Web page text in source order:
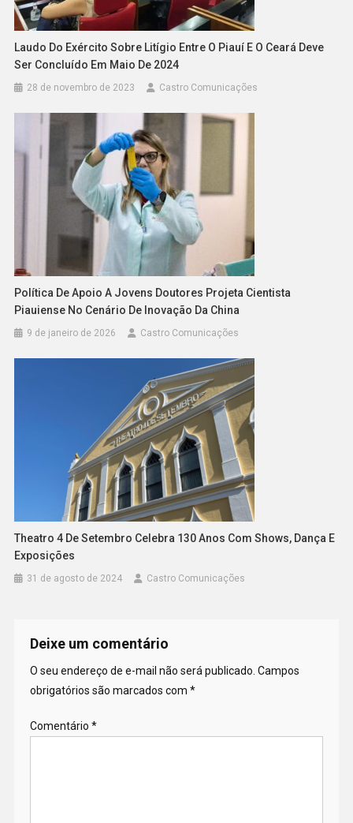
Laudo Do Exército Sobre Litígio Entre O Piauí E O Ceará Deve
Ser Concluído Em Maio De 2024
28 de novembro de 2023 Castro Comunicações
Política De Apoio A Jovens Doutores Projeta Cientista
Piauiense No Cenário De Inovação Da China
9 de janeiro de 2026 Castro Comunicações
Theatro 4 De Setembro Celebra 130 Anos Com Shows, Dança E
Exposições
31 de agosto de 2024 Castro Comunicações
Deixe um comentário
O seu endereço de e-mail não será publicado. Campos
obrigatórios são marcados com *
Comentário *